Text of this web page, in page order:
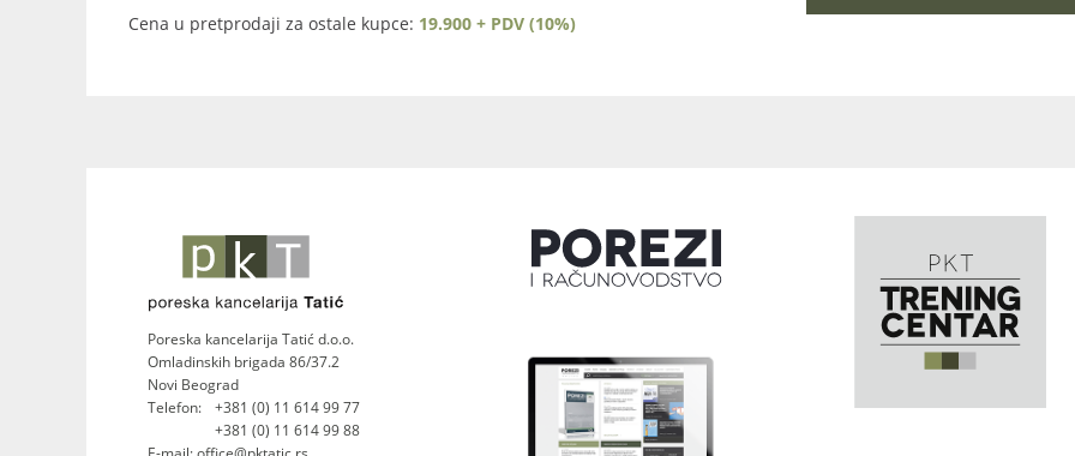
Cena u pretprodaji za ostale kupce: 19.900 + PDV (10%)
Poreska kancelarija Tatić d.o.o.
Omladinskih brigada 86/37.2
Novi Beograd
Telefon:
+381 (0) 11 614 99 77
+381 (0) 11 614 99 88